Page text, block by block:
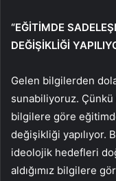
“EĞİTİMDE
DEĞİŞİKLİĞİ
Gelen bilgilerden
sunabiliyoruz. Çünkü
bilgilere göre
değişikliği yapılıyor.
ideolojik hedefleri
aldığımız bilgilere